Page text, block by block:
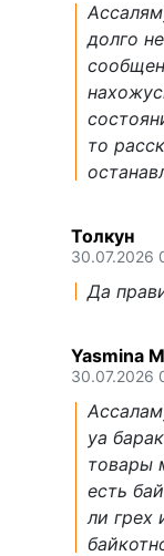
долго
то
Толкун
30.07.2026
Да
Yasmina
30.07.2026
уа
товары
есть
ли грех